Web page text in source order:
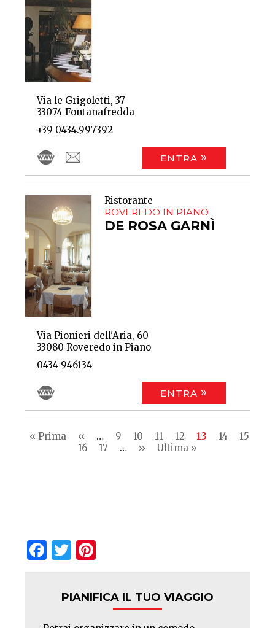
Via le Grigoletti, 37
33074 Fontanafredda
+39 0434.997392
ENTRA
Ristorante
ROVEREDO IN PIANO
DE ROSA GARNÌ
Via Pionieri dell'Aria, 60
33080 Roveredo in Piano
0434 946134
ENTRA
Pagination
First
« Prima
Previous
page
‹‹ … Pagina
9 Pagina
10 Pagina
11 Pagina
12
Current
page
13 Pagina
14 Pagina
15
Pagina
16 Pagina
17 …
Next
››
Last
Ultima »
Facebook
Twitter
PIANIFICA IL TUO VIAGGIO